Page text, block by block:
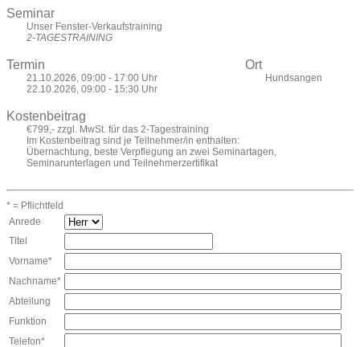
Seminar
Unser Fenster-Verkaufstraining
2-TAGESTRAINING
Termin
21.10.2026, 09:00 - 17:00 Uhr
22.10.2026, 09:00 - 15:30 Uhr
Ort
Hundsangen
Kostenbeitrag
€799,- zzgl. MwSt. für das 2-Tagestraining
Im Kostenbeitrag sind je Teilnehmer/in enthalten:
Übernachtung, beste Verpflegung an zwei Seminartagen,
Seminarunterlagen und Teilnehmerzertifikat
* = Pflichtfeld
Anrede
Titel
Vorname*
Nachname*
Abteilung
Funktion
Telefon*